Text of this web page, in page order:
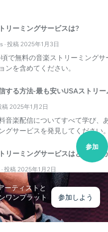
リーミングサービスは?
· 投稿 2025年1月3日
で無料の音楽ストリーミング
ンを含めてください。
する方法-最も安いUSAストリー
稿 2025年1月2日
音楽配信についてすべて学び
グサービスを発見してください
リーミングサービスはどれです
投稿 2025年1月2日
ドで最も安い音楽ストリーミ
。
楽ストリーミングサービスは何
ーティストと
ワンプラット
参加しよう
参加